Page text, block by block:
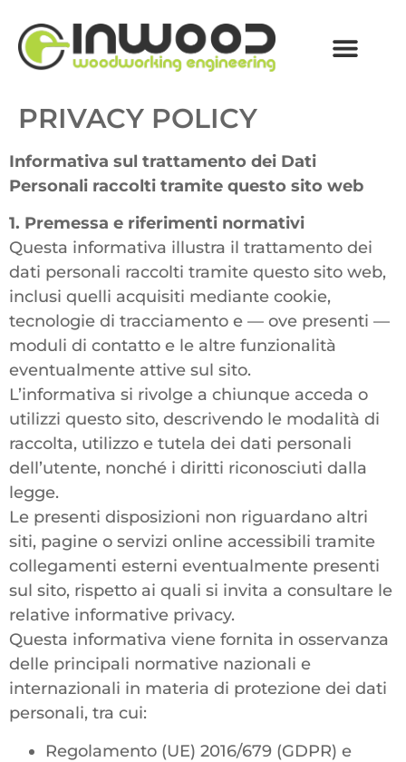
PRIVACY POLICY
Informativa sul trattamento dei Dati
Personali raccolti tramite questo sito web
1. Premessa e riferimenti normativi
Questa informativa illustra il trattamento dei
dati personali raccolti tramite questo sito web,
inclusi quelli acquisiti mediante cookie,
tecnologie di tracciamento e — ove presenti —
moduli di contatto e le altre funzionalità
eventualmente attive sul sito.
L’informativa si rivolge a chiunque acceda o
utilizzi questo sito, descrivendo le modalità di
raccolta, utilizzo e tutela dei dati personali
dell’utente, nonché i diritti riconosciuti dalla
legge.
Le presenti disposizioni non riguardano altri
siti, pagine o servizi online accessibili tramite
collegamenti esterni eventualmente presenti
sul sito, rispetto ai quali si invita a consultare le
relative informative privacy.
Questa informativa viene fornita in osservanza
delle principali normative nazionali e
internazionali in materia di protezione dei dati
personali, tra cui:
Regolamento (UE) 2016/679 (GDPR) e